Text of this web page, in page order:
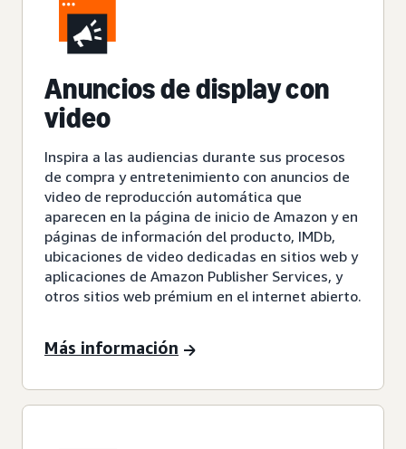
Anuncios de display con
video
Inspira a las audiencias durante sus procesos
de compra y entretenimiento con anuncios de
video de reproducción automática que
aparecen en la página de inicio de Amazon y en
páginas de información del producto, IMDb,
ubicaciones de video dedicadas en sitios web y
aplicaciones de Amazon Publisher Services, y
otros sitios web prémium en el internet abierto.
Más información